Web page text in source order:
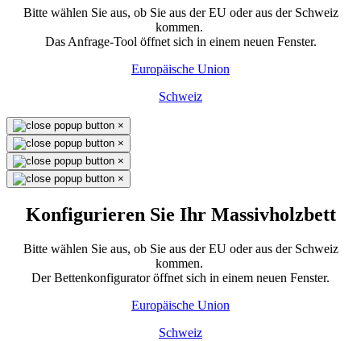
Bitte wählen Sie aus, ob Sie aus der EU oder aus der Schweiz
kommen.
Das Anfrage-Tool öffnet sich in einem neuen Fenster.
Europäische Union
Schweiz
×
×
×
×
Konfigurieren Sie Ihr Massivholzbett
Bitte wählen Sie aus, ob Sie aus der EU oder aus der Schweiz
kommen.
Der Bettenkonfigurator öffnet sich in einem neuen Fenster.
Europäische Union
Schweiz